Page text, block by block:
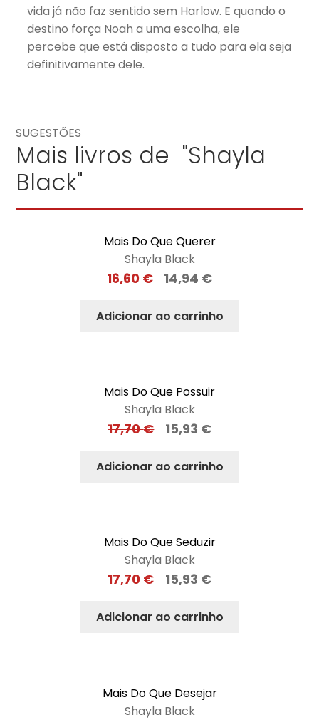
vida já não faz sentido sem Harlow. E quando o
destino força Noah a uma escolha, ele
percebe que está disposto a tudo para ela seja
definitivamente dele.
SUGESTÕES
Mais livros de "Shayla
Black"
Mais Do Que Querer
Shayla Black
16,60€ 14,94 €
Adicionar ao carrinho
Mais Do Que Possuir
Shayla Black
17,70€ 15,93 €
Adicionar ao carrinho
Mais Do Que Seduzir
Shayla Black
17,70€ 15,93 €
Adicionar ao carrinho
Mais Do Que Desejar
Shayla Black